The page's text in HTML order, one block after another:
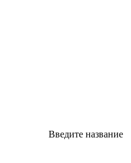
Введите название